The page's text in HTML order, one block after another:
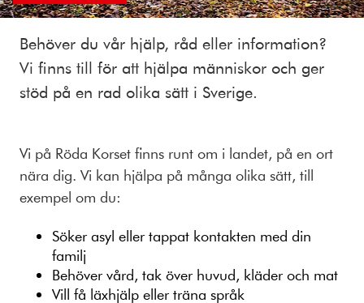
Behöver du vår hjälp, råd eller information?
Vi finns till för att hjälpa människor och ger
stöd på en rad olika sätt i Sverige.
Vi på Röda Korset finns runt om i landet, på en ort
nära dig. Vi kan hjälpa på många olika sätt, till
exempel om du:
Söker asyl eller tappat kontakten med din
familj
Behöver vård, tak över huvud, kläder och mat
Vill få läxhjälp eller träna språk